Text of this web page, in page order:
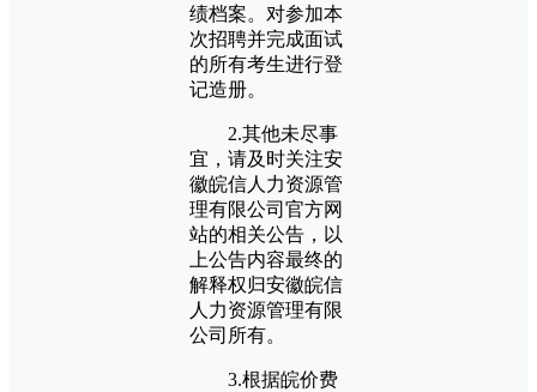
绩档案。对参加本
次招聘并完成面试
的所有考生进行登
记造册。
2.其他未尽事
宜，请及时关注安
徽皖信人力资源管
理有限公司官方网
站的相关公告，以
上公告内容最终的
解释权归安徽皖信
人力资源管理有限
公司所有。
3.根据皖价费